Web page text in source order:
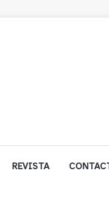
REVISTA